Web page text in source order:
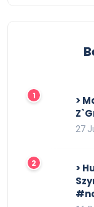
>
27
>